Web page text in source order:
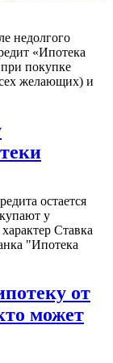
недолгого
«Ипотека
покупке
желающих) и
остается
у
Ставка
"Ипотека
от
может